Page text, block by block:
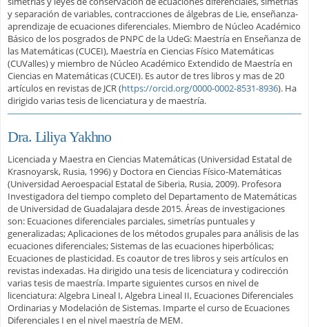
y separación de variables, contracciones de álgebras de Lie, enseñanza-
aprendizaje de ecuaciones diferenciales. Miembro de Núcleo Académico
Básico de los posgrados de PNPC de la UdeG: Maestría en Enseñanza de
las Matemáticas (CUCEI), Maestría en Ciencias Físico Matemáticas
(CUValles) y miembro de Núcleo Académico Extendido de Maestría en
Ciencias en Matemáticas (CUCEI). Es autor de tres libros y mas de 20
artículos en revistas de JCR (https://orcid.org/0000-0002-8531-8936). Ha
dirigido varias tesis de licenciatura y de maestría.
Dra. Liliya Yakhno
Licenciada y Maestra en Ciencias Matemáticas (Universidad Estatal de
Krasnoyarsk, Rusia, 1996) y Doctora en Ciencias Físico-Matemáticas
(Universidad Aeroespacial Estatal de Siberia, Rusia, 2009). Profesora
Investigadora del tiempo completo del Departamento de Matemáticas
de Universidad de Guadalajara desde 2015. Áreas de investigaciones
son: Ecuaciones diferenciales parciales, simetrías puntuales y
generalizadas; Aplicaciones de los métodos grupales para análisis de las
ecuaciones diferenciales; Sistemas de las ecuaciones hiperbólicas;
Ecuaciones de plasticidad. Es coautor de tres libros y seis artículos en
revistas indexadas. Ha dirigido una tesis de licenciatura y codirección
varias tesis de maestría. Imparte siguientes cursos en nivel de
licenciatura: Algebra Lineal I, Algebra Lineal II, Ecuaciones Diferenciales
Ordinarias y Modelación de Sistemas. Imparte el curso de Ecuaciones
Diferenciales I en el nivel maestría de MEM.